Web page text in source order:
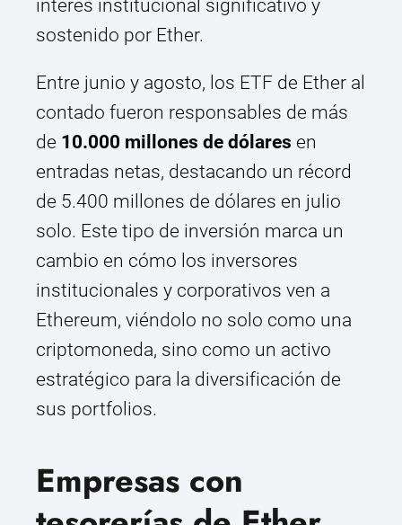
interés institucional significativo y
sostenido por Ether.
Entre junio y agosto, los ETF de Ether al
contado fueron responsables de más
de 10.000 millones de dólares en
entradas netas, destacando un récord
de 5.400 millones de dólares en julio
solo. Este tipo de inversión marca un
cambio en cómo los inversores
institucionales y corporativos ven a
Ethereum, viéndolo no solo como una
criptomoneda, sino como un activo
estratégico para la diversificación de
sus portfolios.
Empresas con